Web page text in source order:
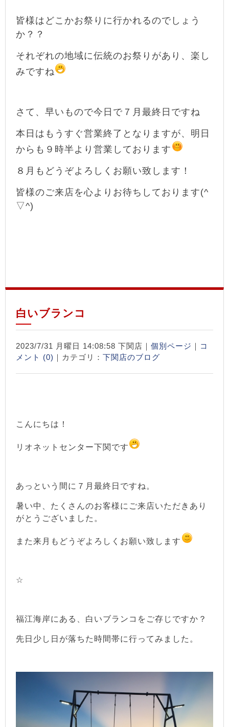
皆様はどこかお祭りに行かれるのでしょう
か？？
それぞれの地域に伝統のお祭りがあり、楽し
みですね
さて、早いもので今日で７月最終日ですね
本日はもうすぐ営業終了となりますが、明日
からも９時半より営業しております
８月もどうぞよろしくお願い致します！
皆様のご来店を心よりお待ちしております(^
▽^)
白いブランコ
2023/7/31 月曜日 14:08:58 下関店｜ 個別ページ ｜ コ
メント (0) ｜カテゴリ： 下関店のブログ
こんにちは！
リオネットセンター下関です
あっという間に７月最終日ですね。
暑い中、たくさんのお客様にご来店いただきあり
がとうございました。
また来月もどうぞよろしくお願い致します
☆
福江海岸にある、白いブランコをご存じですか？
先日少し日が落ちた時間帯に行ってみました。